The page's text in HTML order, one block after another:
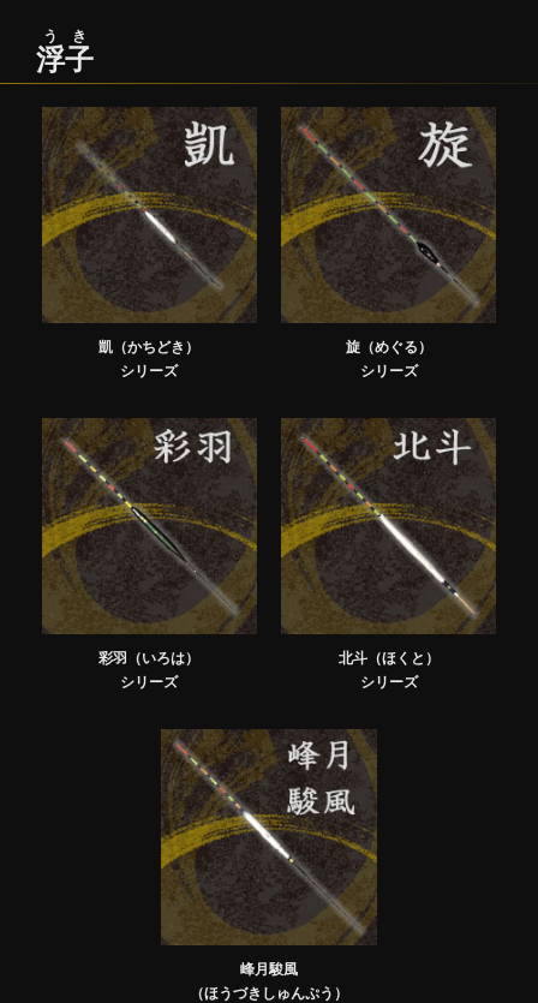
浮子
うき
凱（かちどき）
シリーズ
旋（めぐる）
シリーズ
彩羽（いろは）
シリーズ
北斗（ほくと）
シリーズ
峰月駿風
（ほうづきしゅんぷう）